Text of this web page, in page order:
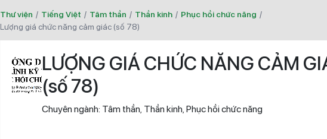
Thư viện / Tiếng Việt / Tâm thần / Thần kinh / Phục hồi chức năng /
lượng giá chức năng cảm giác (số 78)
LƯỢNG GIÁ CHỨC NĂNG CẢM
(số 78)
Chuyên ngành: Tâm thần Thần kinh Phục hồi chức năng